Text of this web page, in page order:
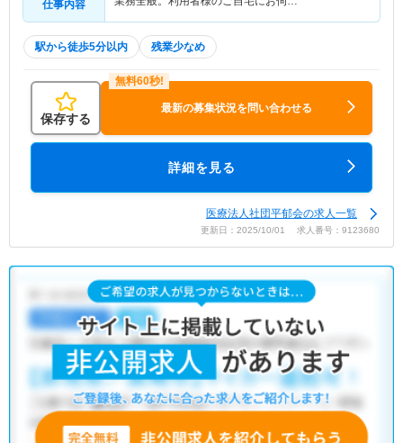
仕事内容
駅から徒歩5分以内 残業少なめ
保存する
最新の募集状況を問い合わせる
詳細を見る
医療法人社団平郁会の求人一覧
更新日：2025/10/01 求人番号：9123680